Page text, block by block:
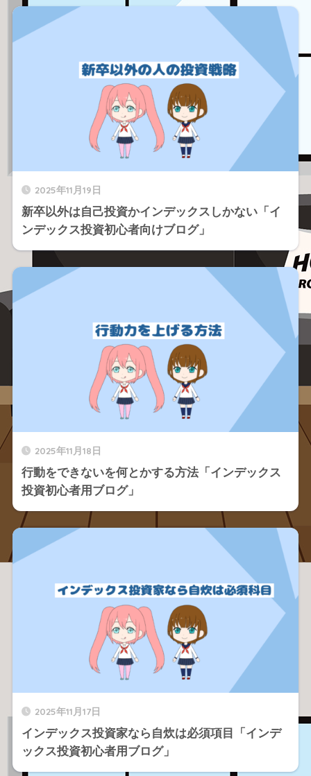
2025年11月19日
新卒以外は自己投資かインデックスしかない「イ
ンデックス投資初心者向けブログ」
2025年11月18日
行動をできないを何とかする方法「インデックス
投資初心者用ブログ」
2025年11月17日
インデックス投資家なら自炊は必須項目「インデ
ックス投資初心者用ブログ」